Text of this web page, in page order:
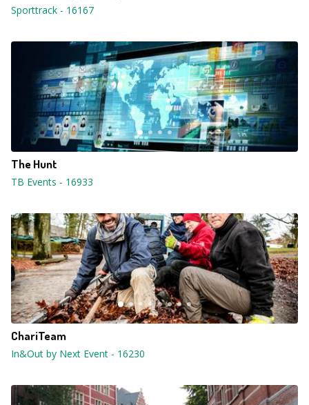
Sporttrack - 16167
The Hunt
TB Events - 16933
ChariTeam
In&Out by Next Event - 16230